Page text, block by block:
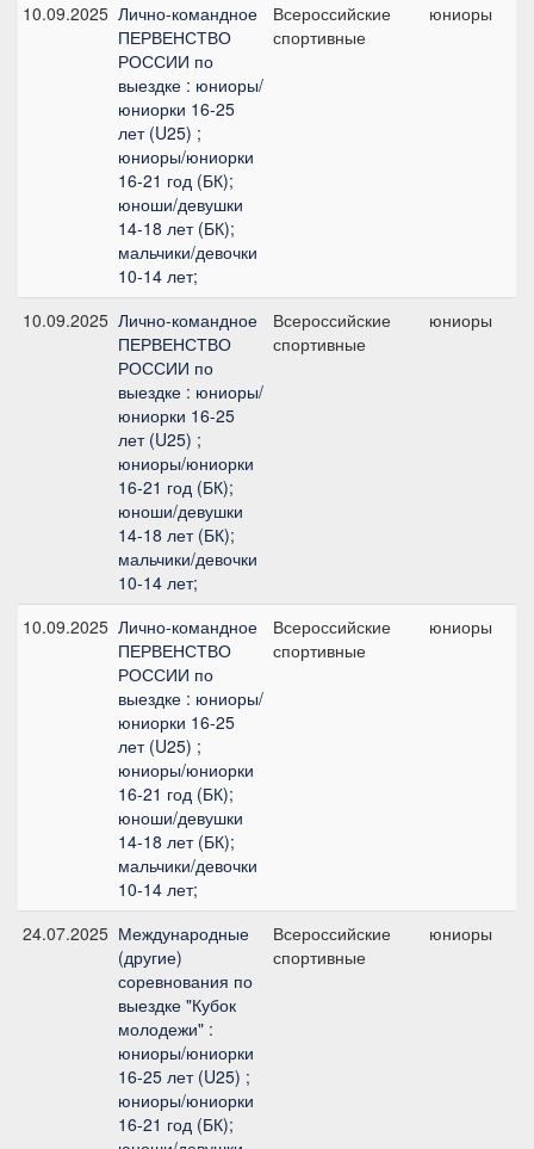
10.09.2025 Лично-командное
ПЕРВЕНСТВО
РОССИИ по
выездке : юниоры/
юниорки 16-25
лет (U25) ;
юниоры/юниорки
16-21 год (БК);
юноши/девушки
14-18 лет (БК);
мальчики/девочки
10-14 лет;
Всероссийские
спортивные
юниоры
10.09.2025 Лично-командное
ПЕРВЕНСТВО
РОССИИ по
выездке : юниоры/
юниорки 16-25
лет (U25) ;
юниоры/юниорки
16-21 год (БК);
юноши/девушки
14-18 лет (БК);
мальчики/девочки
10-14 лет;
Всероссийские
спортивные
юниоры
10.09.2025 Лично-командное
ПЕРВЕНСТВО
РОССИИ по
выездке : юниоры/
юниорки 16-25
лет (U25) ;
юниоры/юниорки
16-21 год (БК);
юноши/девушки
14-18 лет (БК);
мальчики/девочки
10-14 лет;
Всероссийские
спортивные
юниоры
24.07.2025 Международные
(другие)
соревнования по
выездке "Кубок
молодежи" :
юниоры/юниорки
16-25 лет (U25) ;
юниоры/юниорки
16-21 год (БК);
Всероссийские
спортивные
юниоры